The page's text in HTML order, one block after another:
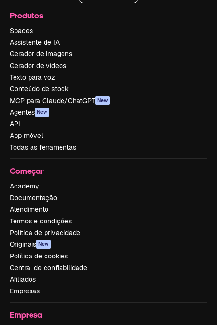
Produtos
Spaces
Assistente de IA
Gerador de imagens
Gerador de vídeos
Texto para voz
Conteúdo de stock
MCP para Claude/ChatGPT New
Agentes New
API
App móvel
Todas as ferramentas
Começar
Academy
Documentação
Atendimento
Termos e condições
Política de privacidade
Originais New
Política de cookies
Central de confiabilidade
Afiliados
Empresas
Empresa